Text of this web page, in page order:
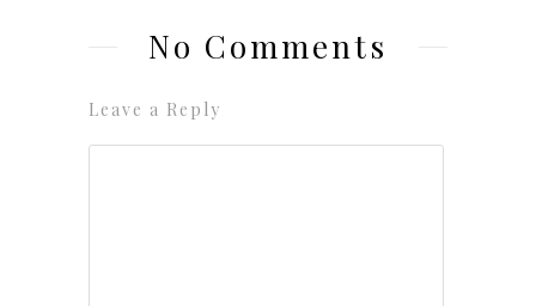
No Comments
Leave a Reply